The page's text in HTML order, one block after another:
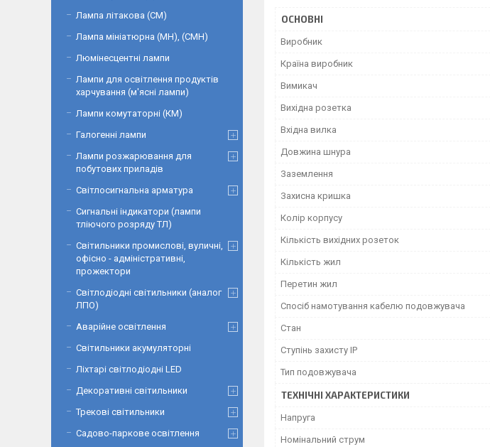
ОСНОВНІ
Виробник
Країна виробник
Вимикач
Вихідна розетка
Вхідна вилка
Довжина шнура
Заземлення
Захисна кришка
Колір корпусу
Кількість вихідних розеток
Кількість жил
Перетин жил
Спосіб намотування кабелю подовжувача
Стан
Ступінь захисту IP
Тип подовжувача
ТЕХНІЧНІ ХАРАКТЕРИСТИКИ
Напруга
Номінальний струм
Лампа літакова (СМ)
Лампа мініатюрна (МН), (СМН)
Люмінесцентні лампи
Лампи для освітлення продуктів
харчування (м'ясні лампи)
Лампи комутаторні (КМ)
Галогенні лампи
Лампи розжарювання для
побутових приладів
Світлосигнальна арматура
Сигнальні індикатори (лампи
тліючого розряду ТЛ)
Світильники промислові, вуличні,
офісно - адміністративні,
прожектори
Світлодіодні світильники (аналог
ЛПО)
Аварійне освітлення
Світильники акумуляторні
Ліхтарі світлодіодні LED
Декоративні світильники
Трекові світильники
Садово-паркове освітлення